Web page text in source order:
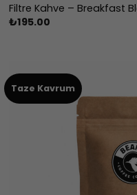
Filtre Kahve – Breakfast
₺195.00
Taze Kavrum